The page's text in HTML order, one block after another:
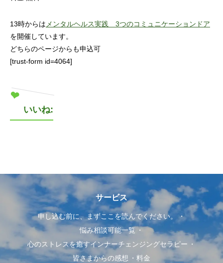
13時からは メンタルヘルス実践 3つのコミュニケーションドア
を開催しています。
どちらのページからも申込可
[trust-form id=4064]
いいね:
サービス
申し込む前に、まずここを読んでください。
悩み相談可能一覧
心のストレスを癒すインナーチェンジングセラピー
皆さまからの感想
料金